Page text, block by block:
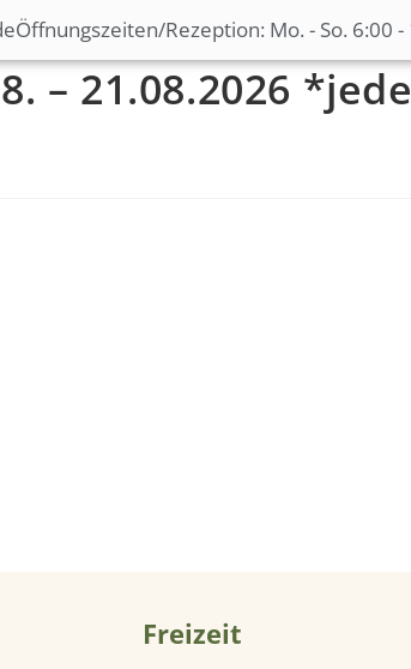
Öffnungszeiten/Rezeption: Mo. - So. 6:00
– 21.08.2026
Freizeit